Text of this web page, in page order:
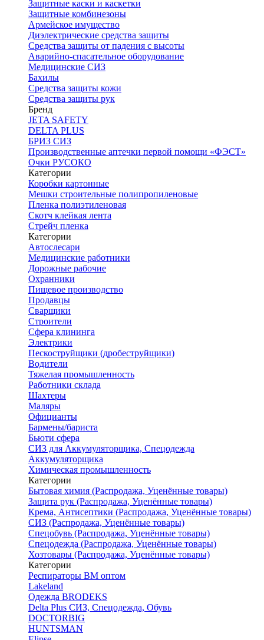
Защитные каски и каскетки
Защитные комбинезоны
Армейское имущество
Диэлектрические средства защиты
Средства защиты от падения с высоты
Аварийно-спасательное оборудование
Медицинские СИЗ
Бахилы
Средства защиты кожи
Средства защиты рук
Бренд
JETA SAFETY
DELTA PLUS
БРИЗ СИЗ
Производственные аптечки первой помощи «ФЭСТ»
Очки РУСОКО
Категории
Коробки картонные
Мешки строительные полипропиленовые
Пленка полиэтиленовая
Скотч клейкая лента
Стрейч пленка
Категории
Автослесари
Медицинские работники
Дорожные рабочие
Охранники
Пищевое производство
Продавцы
Сварщики
Строители
Сфера клининга
Электрики
Пескоструйщики (дробеструйщики)
Водители
Тяжелая промышленность
Работники склада
Шахтеры
Маляры
Официанты
Бармены/бариста
Бьюти сфера
СИЗ для Аккумуляторщика, Спецодежда
Аккумуляторщика
Химическая промышленность
Категории
Бытовая химия (Распродажа, Уценённые товары)
Защита рук (Распродажа, Уценённые товары)
Крема, Антисептики (Распродажа, Уценённые товары)
СИЗ (Распродажа, Уценённые товары)
Спецобувь (Распродажа, Уценённые товары)
Спецодежда (Распродажа, Уценённые товары)
Хозтовары (Распродажа, Уценённые товары)
Категории
Респираторы ВМ оптом
Lakeland
Одежда BRODEKS
Delta Plus СИЗ, Спецодежда, Обувь
DOCTORBIG
HUNTSMAN